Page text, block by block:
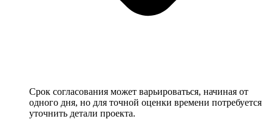
Срок согласования может варьироваться, начиная от
одного дня, но для точной оценки времени потребуется
уточнить детали проекта.